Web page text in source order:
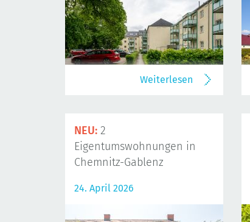
Weiterlesen
NEU: 2
Eigentumswohnungen in
Chemnitz-Gablenz
24. April 2026